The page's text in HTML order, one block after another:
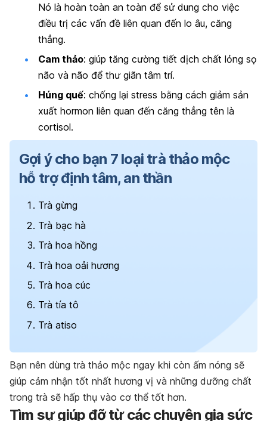
Nó là hoàn toàn an toàn để sử dung cho việc
điều trị các vấn đề liên quan đến lo âu, căng
thẳng.
Cam thảo: giúp tăng cường tiết dịch chất lỏng sọ
não và não để thư giãn tâm trí.
Húng quế: chống lại stress bằng cách giảm sản
xuất hormon liên quan đến căng thẳng tên là
cortisol.
Gợi ý cho bạn 7 loại trà thảo mộc
hỗ trợ định tâm, an thần
Trà gừng
Trà bạc hà
Trà hoa hồng
Trà hoa oải hương
Trà hoa cúc
Trà tía tô
Trà atiso
Bạn nên dùng trà thảo mộc ngay khi còn ấm nóng sẽ
giúp cảm nhận tốt nhất hương vị và những dưỡng chất
trong trà sẽ hấp thụ vào cơ thể tốt hơn.
Tìm sự giúp đỡ từ các chuyên gia sức